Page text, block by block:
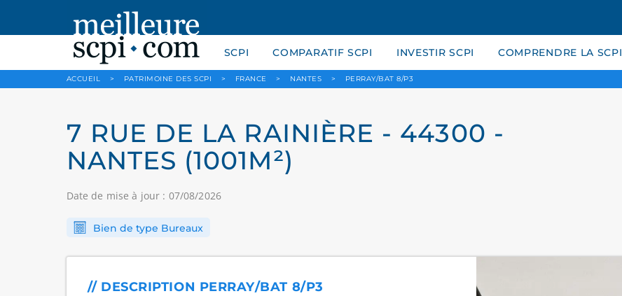
SCPI COMPARATIF SCPI INVESTIR SCPI COMPRENDRE LA SCPI
ACCUEIL > PATRIMOINE DES SCPI > FRANCE > NANTES > PERRAY/BAT 8/P3
7 RUE DE LA RAINIÈRE - 44300 -
NANTES (1001M²)
Date de mise à jour : 07/08/2026
Bien de type Bureaux
// DESCRIPTION PERRAY/BAT 8/P3